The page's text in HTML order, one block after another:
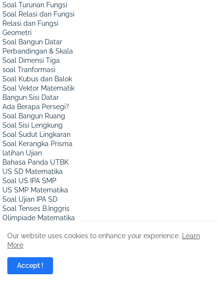
Soal Turunan Fungsi
Soal Relasi dan Fungsi
Relasi dan Fungsi
Geometri
Soal Bangun Datar
Perbandingan & Skala
Soal Dimensi Tiga
soal Tranformasi
Soal Kubus dan Balok
Soal Vektor Matematik
Bangun Sisi Datar
Ada Berapa Persegi?
Soal Bangun Ruang
Soal Sisi Lengkung
Soal Sudut Lingkaran
Soal Kerangka Prisma
latihan Ujian
Bahasa Panda UTBK
US SD Matematika
Soal US IPA SMP
US SMP Matematika
Soal Ujian IPA SD
Soal Tenses B.Inggris
Olimpiade Matematika
UNBK Matematika SMP
USBN Matematika SD
USBN Matematika SD
Penilaian Tgh. Smt.
Our website uses cookies to enhance your experience.
Learn
More
Accept !